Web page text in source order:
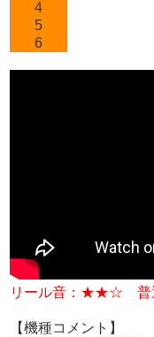
4
5
6
リール音：★★☆ 普
【機種コメント】